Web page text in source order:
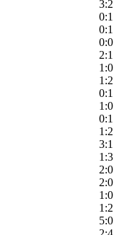
3:2
0:1
0:1
0:0
2:1
1:0
1:2
0:1
1:0
0:1
1:2
3:1
1:3
2:0
2:0
1:0
1:2
5:0